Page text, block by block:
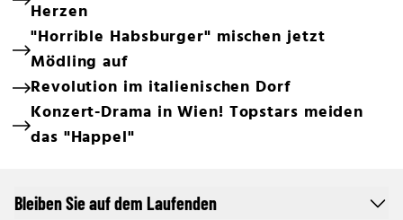
Herzen
"Horrible Habsburger" mischen jetzt
Mödling auf
Revolution im italienischen Dorf
Konzert-Drama in Wien! Topstars meiden
das "Happel"
Bleiben Sie auf dem Laufenden